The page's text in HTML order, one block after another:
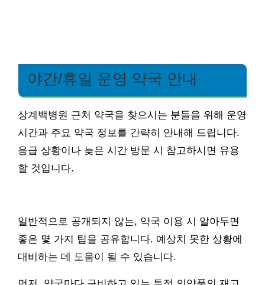
야간/휴일 운영 약국 안내
상계백병원 근처 약국을 찾으시는 분들을 위해 운영
시간과 주요 약국 정보를 간략히 안내해 드립니다.
응급 상황이나 늦은 시간 방문 시 참고하시면 유용
할 것입니다.
일반적으로 공개되지 않는, 약국 이용 시 알아두면
좋은 몇 가지 팁을 공유합니다. 예상치 못한 상황에
대비하는 데 도움이 될 수 있습니다.